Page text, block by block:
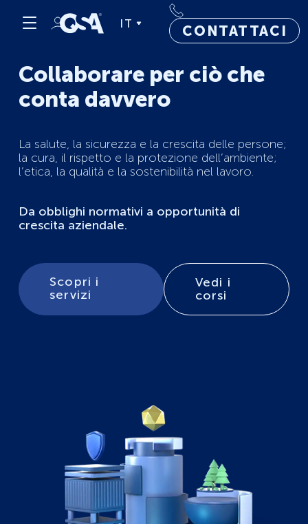
IT CONTATTACI
Collaborare per ciò che
conta davvero
La salute, la sicurezza e la crescita delle persone;
la cura, il rispetto e la protezione dell’ambiente;
l’etica, la qualità e la sostenibilità nel lavoro.
Da obblighi normativi a opportunità di
crescita aziendale.
Scopri i
servizi
Vedi i
corsi